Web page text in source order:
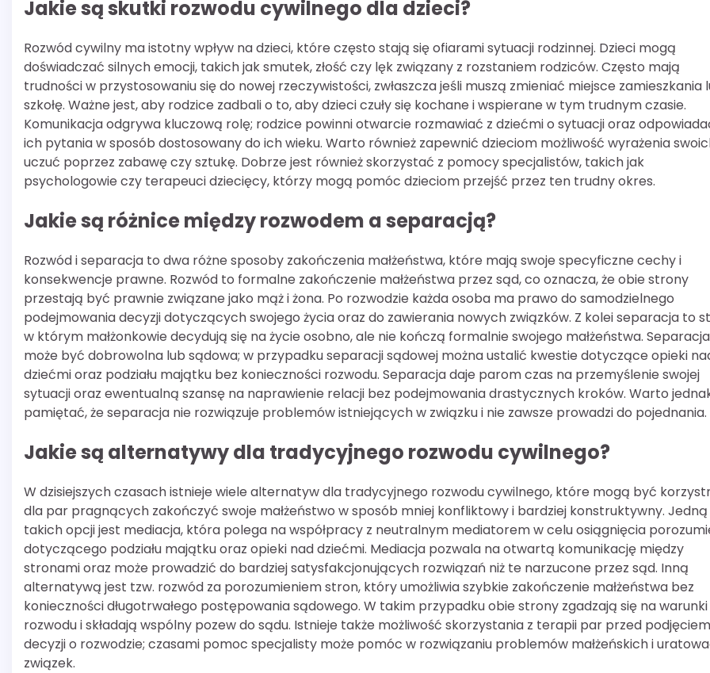
Jakie są skutki rozwodu cywilnego dla dzieci?
Rozwód cywilny ma istotny wpływ na dzieci, które często stają się ofiarami sytuacji rodzinnej. Dzieci mogą
doświadczać silnych emocji, takich jak smutek, złość czy lęk związany z rozstaniem rodziców. Często mają
trudności w przystosowaniu się do nowej rzeczywistości, zwłaszcza jeśli muszą zmieniać miejsce zamieszkania
szkołę. Ważne jest, aby rodzice zadbali o to, aby dzieci czuły się kochane i wspierane w tym trudnym czasie.
Komunikacja odgrywa kluczową rolę; rodzice powinni otwarcie rozmawiać z dziećmi o sytuacji oraz
ich pytania w sposób dostosowany do ich wieku. Warto również zapewnić dzieciom możliwość wyrażenia
uczuć poprzez zabawę czy sztukę. Dobrze jest również skorzystać z pomocy specjalistów, takich jak
psychologowie czy terapeuci dziecięcy, którzy mogą pomóc dzieciom przejść przez ten trudny okres.
Jakie są różnice między rozwodem a separacją?
Rozwód i separacja to dwa różne sposoby zakończenia małżeństwa, które mają swoje specyficzne cechy i
konsekwencje prawne. Rozwód to formalne zakończenie małżeństwa przez sąd, co oznacza, że obie strony
przestają być prawnie związane jako mąż i żona. Po rozwodzie każda osoba ma prawo do samodzielnego
podejmowania decyzji dotyczących swojego życia oraz do zawierania nowych związków. Z kolei separacja to
w którym małżonkowie decydują się na życie osobno, ale nie kończą formalnie swojego małżeństwa. Separacja
może być dobrowolna lub sądowa; w przypadku separacji sądowej można ustalić kwestie dotyczące opieki
dziećmi oraz podziału majątku bez konieczności rozwodu. Separacja daje parom czas na przemyślenie swojej
sytuacji oraz ewentualną szansę na naprawienie relacji bez podejmowania drastycznych kroków. Warto
pamiętać, że separacja nie rozwiązuje problemów istniejących w związku i nie zawsze prowadzi do pojednania.
Jakie są alternatywy dla tradycyjnego rozwodu cywilnego?
W dzisiejszych czasach istnieje wiele alternatyw dla tradycyjnego rozwodu cywilnego, które mogą być
dla par pragnących zakończyć swoje małżeństwo w sposób mniej konfliktowy i bardziej konstruktywny. Jedną
takich opcji jest mediacja, która polega na współpracy z neutralnym mediatorem w celu osiągnięcia
dotyczącego podziału majątku oraz opieki nad dziećmi. Mediacja pozwala na otwartą komunikację między
stronami oraz może prowadzić do bardziej satysfakcjonujących rozwiązań niż te narzucone przez sąd. Inną
alternatywą jest tzw. rozwód za porozumieniem stron, który umożliwia szybkie zakończenie małżeństwa bez
konieczności długotrwałego postępowania sądowego. W takim przypadku obie strony zgadzają się na warunki
rozwodu i składają wspólny pozew do sądu. Istnieje także możliwość skorzystania z terapii par przed podjęciem
decyzji o rozwodzie; czasami pomoc specjalisty może pomóc w rozwiązaniu problemów małżeńskich i
związek.